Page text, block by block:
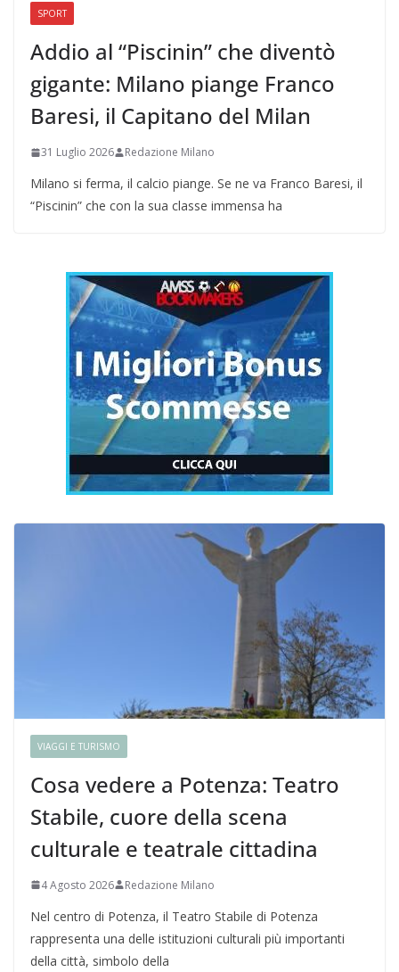
SPORT
Addio al “Piscinin” che diventò
gigante: Milano piange Franco
Baresi, il Capitano del Milan
31 Luglio 2026 Redazione Milano
Milano si ferma, il calcio piange. Se ne va Franco Baresi, il
“Piscinin” che con la sua classe immensa ha
VIAGGI E TURISMO
Cosa vedere a Potenza: Teatro
Stabile, cuore della scena
culturale e teatrale cittadina
4 Agosto 2026 Redazione Milano
Nel centro di Potenza, il Teatro Stabile di Potenza
rappresenta una delle istituzioni culturali più importanti
della città, simbolo della